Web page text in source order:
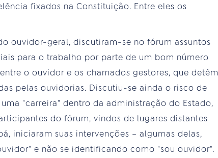
fixados na Constituição. Entre eles os
ouvidor-geral, discutiram-se no fórum assuntos
para o trabalho por parte de um bom número
o ouvidor e os chamados gestores, que detêm
pelas ouvidorias. Discutiu-se ainda o risco de
"carreira" dentro da administração do Estado,
do fórum, vindos de lugares distantes
iniciaram suas intervenções – algumas delas,
e não se identificando como "sou ouvidor".